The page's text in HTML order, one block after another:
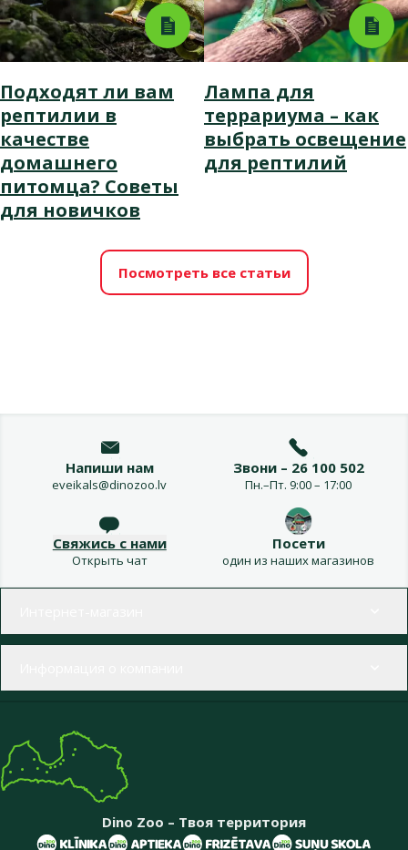
Подходят ли вам
рептилии в
качестве
домашнего
питомца? Советы
для новичков
Лампа для
террариума – как
выбрать освещение
для рептилий
Посмотреть все статьи
Напиши нам
eveikals@dinozoo.lv
Звони – 26 100 502
Пн.–Пт. 9:00 – 17:00
Свяжись с нами
Открыть чат
Посети
один из наших магазинов
Dino Zoo – Твоя территория